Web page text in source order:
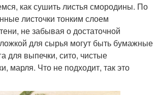
как сушить листья смородины. По
листочки тонким слоем
не забывая о достаточной
для сырья могут быть бумажные
для выпечки, сито, чистые
марля. Что не подходит, так это